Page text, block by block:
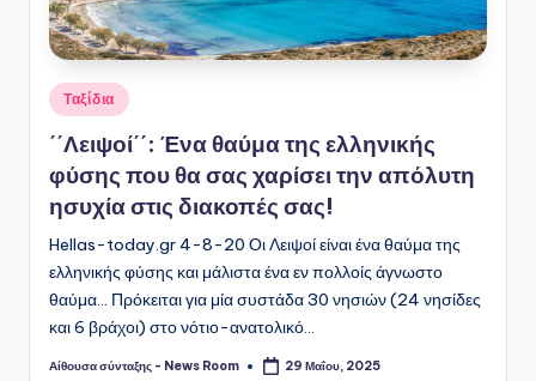
Αναρτήθηκε
σε
Ταξίδια
΄΄Λειψοί΄΄: Ένα θαύμα της ελληνικής
φύσης που θα σας χαρίσει την απόλυτη
ησυχία στις διακοπές σας!
Hellas-today.gr 4-8-20 Οι Λειψοί είναι ένα θαύμα της
ελληνικής φύσης και μάλιστα ένα εν πολλοίς άγνωστο
θαύμα... Πρόκειται για μία συστάδα 30 νησιών (24 νησίδες
και 6 βράχοι) στο νότιο-ανατολικό…
Συγγραφέας:
Αίθουσα σύνταξης - News Room 29 Μαΐου, 2025